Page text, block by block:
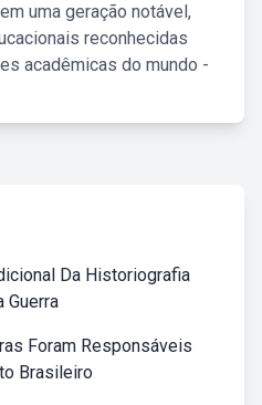
uma geração notável,
reconhecidas
acadêmicas do mundo -
Da Historiografia
Guerra
Foram Responsáveis
Brasileiro